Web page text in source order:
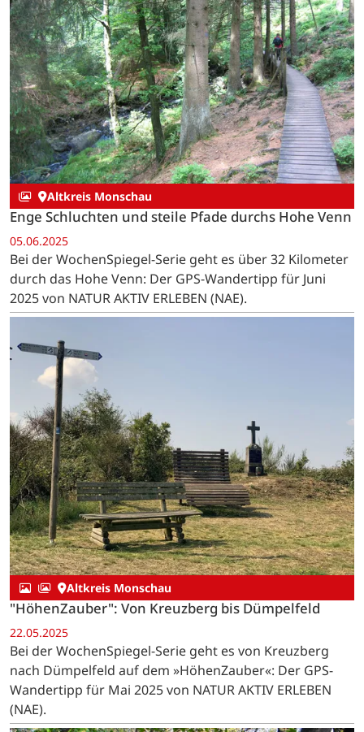
Altkreis Monschau
Enge Schluchten und steile Pfade durchs Hohe Venn
05.06.2025
Bei der WochenSpiegel-Serie geht es über 32 Kilometer
durch das Hohe Venn: Der GPS-Wandertipp für Juni
2025 von NATUR AKTIV ERLEBEN (NAE).
Altkreis Monschau
"HöhenZauber": Von Kreuzberg bis Dümpelfeld
22.05.2025
Bei der WochenSpiegel-Serie geht es von Kreuzberg
nach Dümpelfeld auf dem »HöhenZauber«: Der GPS-
Wandertipp für Mai 2025 von NATUR AKTIV ERLEBEN
(NAE).